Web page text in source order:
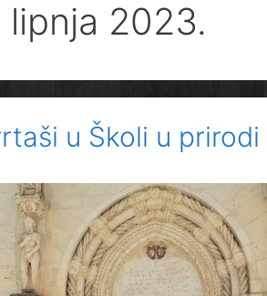
lipnja 2023.
u Školi u prirodi